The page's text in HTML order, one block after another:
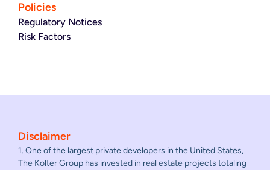
Policies
Regulatory Notices
Risk Factors
Disclaimer
1. One of the largest private developers in the United States,
The Kolter Group has invested in real estate projects totaling